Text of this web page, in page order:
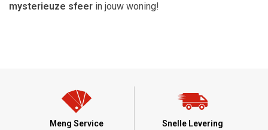
mysterieuze sfeer in jouw woning!
Snelle Levering 24/7 Bestellen